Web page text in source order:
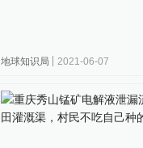
地球知识局 2021-06-07